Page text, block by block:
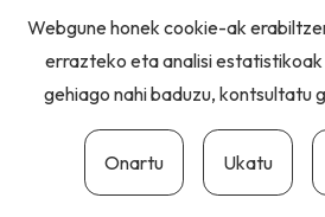
Webgune honek cookie-ak
errazteko eta analisi
gehiago nahi baduzu, kontsultatu
Onartu Ukatu